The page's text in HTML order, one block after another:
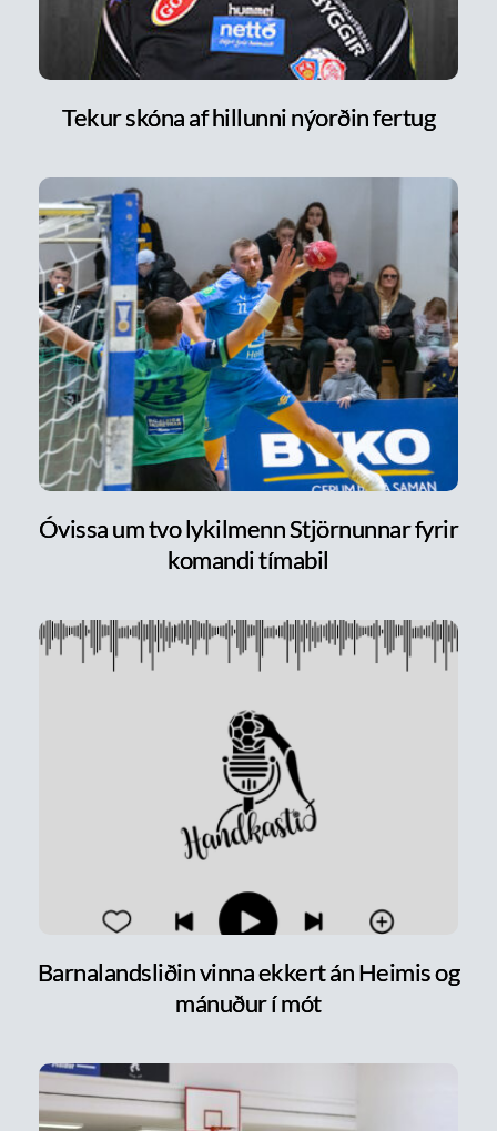
Tekur skóna af hillunni nýorðin fertug
Óvissa um tvo lykilmenn Stjörnunnar fyrir
komandi tímabil
Barnalandsliðin vinna ekkert án Heimis og
mánuður í mót